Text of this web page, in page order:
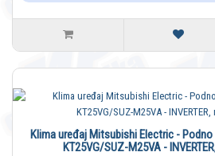
Klima uređaj Mitsubishi Electric -
KT25VG/SUZ-M25VA -